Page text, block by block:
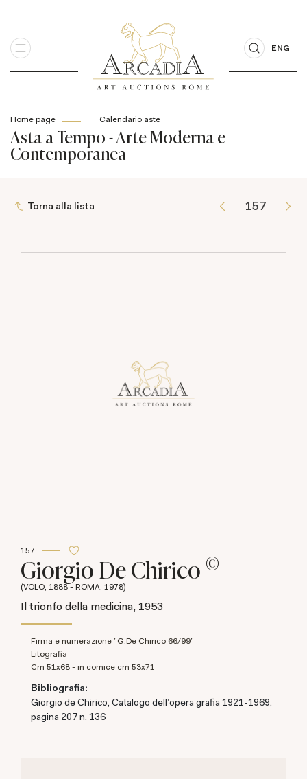
ENG
Home page Calendario aste
Asta a Tempo - Arte Moderna e
Contemporanea
Torna alla lista
157
Giorgio De Chirico ©
(VOLO, 1888 - ROMA, 1978)
Il trionfo della medicina, 1953
Firma e numerazione "G.De Chirico 66/99"
litografia
cm 51x68 - in cornice cm 53x71
Bibliografia:
Giorgio de Chirico, Catalogo dell'opera grafia 1921-1969,
pagina 207 n. 136